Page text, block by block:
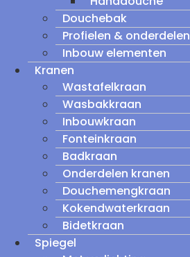
Douchebak
Profielen & onderdelen
Inbouw elementen
Kranen
Wastafelkraan
Wasbakkraan
Inbouwkraan
Fonteinkraan
Badkraan
Onderdelen kranen
Douchemengkraan
Kokendwaterkraan
Bidetkraan
Spiegel